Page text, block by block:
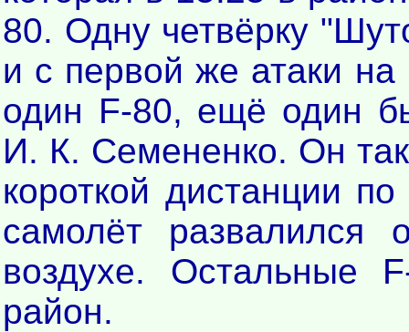
80. Одну четвёрку
и с первой же атаки
один F-80, ещё один
И. К. Семененко. Он
короткой дистанции
самолёт
воздухе. Остальные
район.